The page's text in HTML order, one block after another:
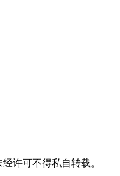
许可不得私自转载。